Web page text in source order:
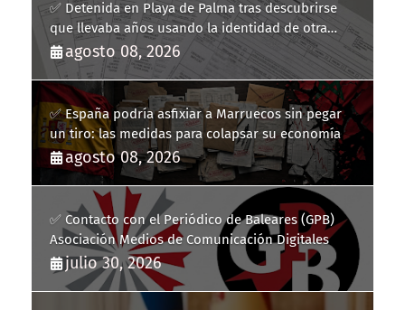
✅ Detenida en Playa de Palma tras descubrirse
que llevaba años usando la identidad de otra
persona
agosto 08, 2026
✅ España podría asfixiar a Marruecos sin pegar
un tiro: las medidas para colapsar su economía
agosto 08, 2026
✅ Contacto con el Periódico de Baleares (GPB)
Asociación Medios de Comunicación Digitales
julio 30, 2026